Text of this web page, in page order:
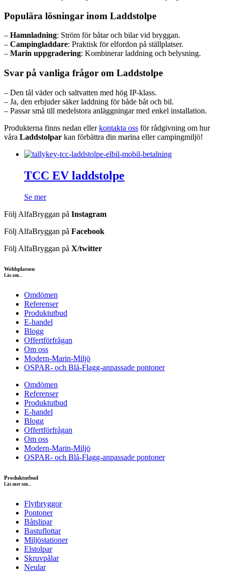
Populära lösningar inom Laddstolpe
– Hamnladning: Ström för båtar och bilar vid bryggan.
– Campingladdare: Praktisk för elfordon på ställplatser.
– Marin uppgradering: Kombinerar laddning och belysning.
Svar på vanliga frågor om Laddstolpe
– Den tål väder och saltvatten med hög IP-klass.
– Ja, den erbjuder säker laddning för både båt och bil.
– Passar små till medelstora anläggningar med enkel installation.
Produkterna finns nedan ellerkontakta oss för rådgivning om hur
våra Laddstolpar kan förbättra din marina eller campingmiljö!
TCC EV laddstolpe
Se mer
Följ AlfaBryggan på Instagram
Följ AlfaBryggan på Facebook
Följ AlfaBryggan på X/twitter
Webbplatsen
Läs om...
Omdömen
Referenser
Produktutbud
E-handel
Blogg
Offertförfrågan
Om oss
Modern-Marin-Miljö
OSPAR- och Blå-Flagg-anpassade pontoner
Omdömen
Referenser
Produktutbud
E-handel
Blogg
Offertförfrågan
Om oss
Modern-Marin-Miljö
OSPAR- och Blå-Flagg-anpassade pontoner
Produktutbud
Läs mer om...
Flytbryggor
Pontoner
Båtslipar
Bastuflottar
Miljöstationer
Elstolpar
Skruvpålar
Neular